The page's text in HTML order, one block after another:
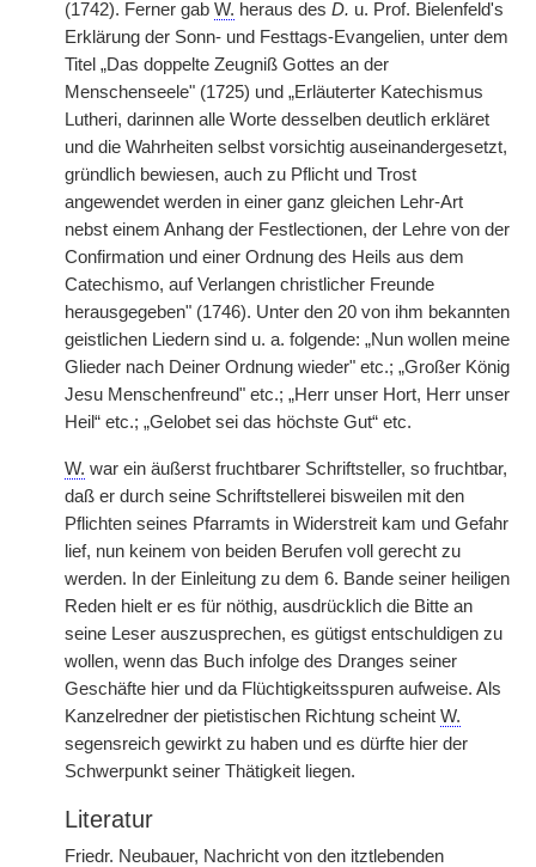
(1742). Ferner gab W. heraus des D. u. Prof. Bielenfeld's
Erklärung der Sonn- und Festtags-Evangelien, unter dem
Titel „Das doppelte Zeugniß Gottes an der
Menschenseele" (1725) und „Erläuterter Katechismus
Lutheri, darinnen alle Worte desselben deutlich erkläret
und die Wahrheiten selbst vorsichtig auseinandergesetzt,
gründlich bewiesen, auch zu Pflicht und Trost
angewendet werden in einer ganz gleichen Lehr-Art
nebst einem Anhang der Festlectionen, der Lehre von der
Confirmation und einer Ordnung des Heils aus dem
Catechismo, auf Verlangen christlicher Freunde
herausgegeben" (1746). Unter den 20 von ihm bekannten
geistlichen Liedern sind u. a. folgende: „Nun wollen meine
Glieder nach Deiner Ordnung wieder" etc.; „Großer König
Jesu Menschenfreund" etc.; „Herr unser Hort, Herr unser
Heil“ etc.; „Gelobet sei das höchste Gut“ etc.
W. war ein äußerst fruchtbarer Schriftsteller, so fruchtbar,
daß er durch seine Schriftstellerei bisweilen mit den
Pflichten seines Pfarramts in Widerstreit kam und Gefahr
lief, nun keinem von beiden Berufen voll gerecht zu
werden. In der Einleitung zu dem 6. Bande seiner heiligen
Reden hielt er es für nöthig, ausdrücklich die Bitte an
seine Leser auszusprechen, es gütigst entschuldigen zu
wollen, wenn das Buch infolge des Dranges seiner
Geschäfte hier und da Flüchtigkeitsspuren aufweise. Als
Kanzelredner der pietistischen Richtung scheint W.
segensreich gewirkt zu haben und es dürfte hier der
Schwerpunkt seiner Thätigkeit liegen.
Literatur
Friedr. Neubauer, Nachricht von den itztlebenden